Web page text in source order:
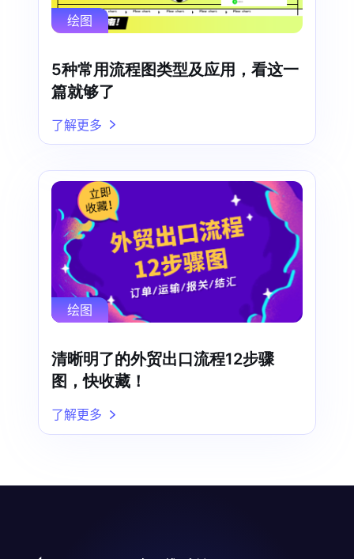
绘图
5种常用流程图类型及应用，看这一
篇就够了
了解更多
绘图
清晰明了的外贸出口流程12步骤
图，快收藏！
了解更多